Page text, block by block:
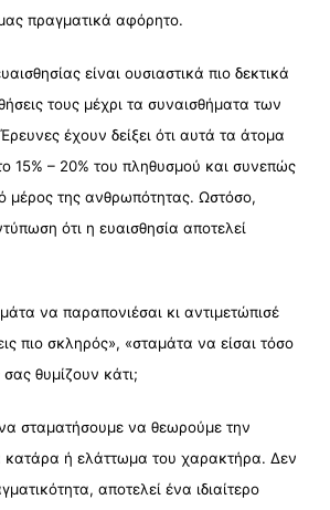
πραγματικά αφόρητο.
είναι ουσιαστικά πιο δεκτικά
τους μέχρι τα συναισθήματα των
έχουν δείξει ότι αυτά τα άτομα
15% – 20% του πληθυσμού και συνεπώς
μέρος της ανθρωπότητας. Ωστόσο,
ότι η ευαισθησία αποτελεί
να παραπονιέσαι κι αντιμετώπισέ
πιο σκληρός», «σταμάτα να είσαι τόσο
θυμίζουν κάτι;
σταματήσουμε να θεωρούμε την
κατάρα ή ελάττωμα του χαρακτήρα. Δεν
αποτελεί ένα ιδιαίτερο